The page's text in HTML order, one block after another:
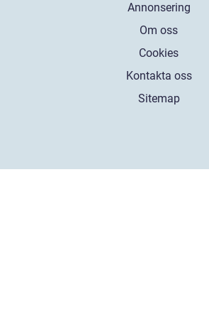
Annonsering
Om oss
Cookies
Kontakta oss
Sitemap